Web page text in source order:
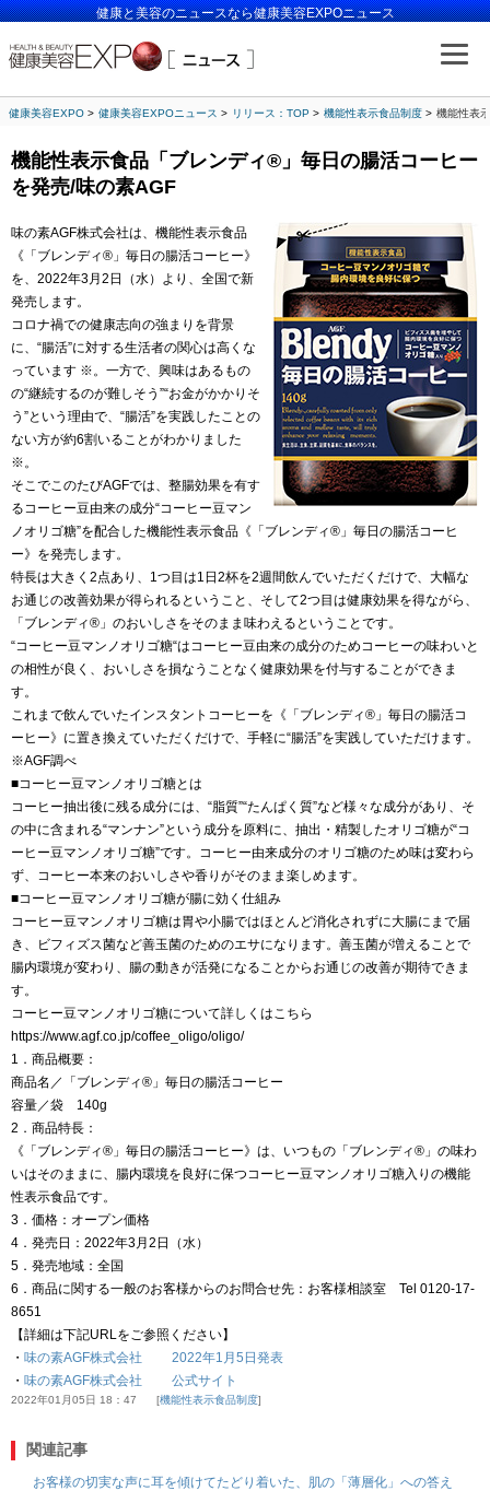
健康と美容のニュースなら健康美容EXPOニュース
健康美容EXPO 健康美容EXPOニュース リリース：TOP 機能性表示食品制度 機能性表
機能性表示食品「ブレンディ®」毎日の腸活コーヒー
を発売/味の素AGF
味の素AGF株式会社は、機能性表示食品
《「ブレンディ®」毎日の腸活コーヒー》
を、2022年3月2日（水）より、全国で新
発売します。
コロナ禍での健康志向の強まりを背景
に、“腸活”に対する生活者の関心は高くな
っています ※。一方で、興味はあるもの
の“継続するのが難しそう”“お金がかかりそ
う”という理由で、“腸活”を実践したことの
ない方が約6割いることがわかりました
※。
そこでこのたびAGFでは、整腸効果を有す
るコーヒー豆由来の成分“コーヒー豆マン
ノオリゴ糖”を配合した機能性表示食品《「ブレンディ®」毎日の腸活コーヒ
ー》を発売します。
特長は大きく2点あり、1つ目は1日2杯を2週間飲んでいただくだけで、大幅な
お通じの改善効果が得られるということ、そして2つ目は健康効果を得ながら、
「ブレンディ®」のおいしさをそのまま味わえるということです。
“コーヒー豆マンノオリゴ糖“はコーヒー豆由来の成分のためコーヒーの味わいと
の相性が良く、おいしさを損なうことなく健康効果を付与することができま
す。
これまで飲んでいたインスタントコーヒーを《「ブレンディ®」毎日の腸活コ
ーヒー》に置き換えていただくだけで、手軽に“腸活”を実践していただけます。
※AGF調べ
■コーヒー豆マンノオリゴ糖とは
コーヒー抽出後に残る成分には、“脂質”“たんぱく質”など様々な成分があり、そ
の中に含まれる“マンナン”という成分を原料に、抽出・精製したオリゴ糖が“コ
ーヒー豆マンノオリゴ糖”です。コーヒー由来成分のオリゴ糖のため味は変わら
ず、コーヒー本来のおいしさや香りがそのまま楽しめます。
■コーヒー豆マンノオリゴ糖が腸に効く仕組み
コーヒー豆マンノオリゴ糖は胃や小腸ではほとんど消化されずに大腸にまで届
き、ビフィズス菌など善玉菌のためのエサになります。善玉菌が増えることで
腸内環境が変わり、腸の動きが活発になることからお通じの改善が期待できま
す。
コーヒー豆マンノオリゴ糖について詳しくはこちら
https://www.agf.co.jp/coffee_oligo/oligo/
1．商品概要：
商品名／「ブレンディ®」毎日の腸活コーヒー
容量／袋 140g
2．商品特長：
《「ブレンディ®」毎日の腸活コーヒー》は、いつもの「ブレンディ®」の味わ
いはそのままに、腸内環境を良好に保つコーヒー豆マンノオリゴ糖入りの機能
性表示食品です。
3．価格：オープン価格
4．発売日：2022年3月2日（水）
5．発売地域：全国
6．商品に関する一般のお客様からのお問合せ先：お客様相談室 Tel 0120-17-
8651
【詳細は下記URLをご参照ください】
・ 味の素AGF株式会社 2022年1月5日発表
・ 味の素AGF株式会社 公式サイト
2022年01月05日 18：47 機能性表示食品制度
関連記事
お客様の切実な声に耳を傾けてたどり着いた、肌の「薄層化」への答え